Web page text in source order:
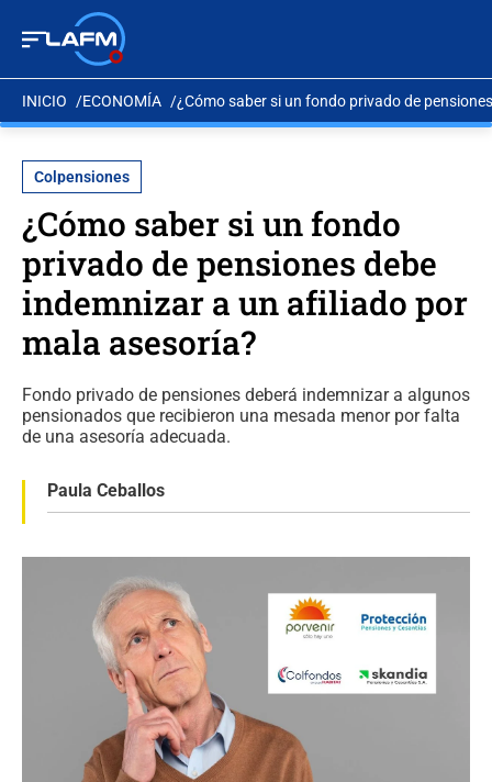
INICIO ECONOMÍA ¿Cómo saber si un fondo privado de
Colpensiones
¿Cómo saber si un fondo
privado de pensiones debe
indemnizar a un afiliado por
mala asesoría?
Fondo privado de pensiones deberá indemnizar a algunos
pensionados que recibieron una mesada menor por falta
de una asesoría adecuada.
Paula Ceballos